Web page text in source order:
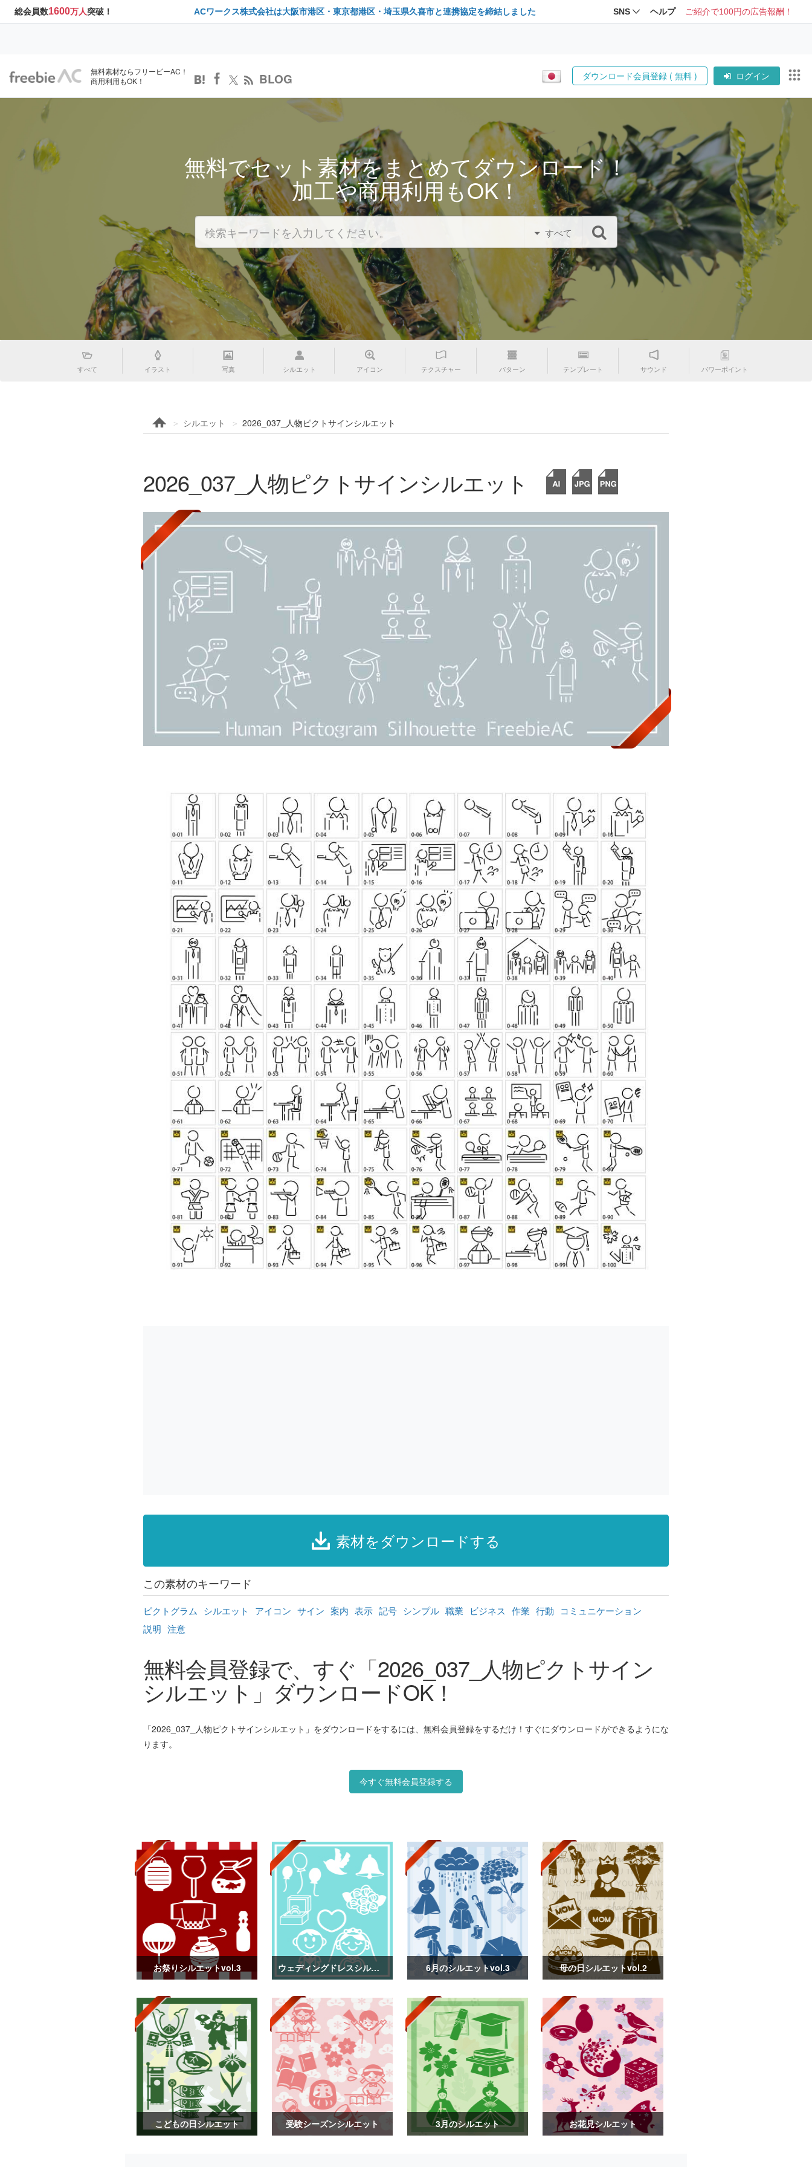
総会員数1600万人突破！ ACワークス株式会社は大阪市港区・東京都港区・埼玉県久喜市と連携協定を締結しました SNS ヘルプ ご紹介で100円の広告報酬！
無料素材ならフリービーAC！
商用利用もOK！
BLOG ダウンロード会員登録 ( 無料 ) ログイン
無料でセット素材をまとめてダウンロード！
加工や商用利用もOK！
すべて
すべて イラスト 写真 シルエット アイコン テクスチャー パターン テンプレート サウンド パワーポイント
シルエット 2026_037_人物ピクトサインシルエット
2026_037_人物ピクトサインシルエット
素材をダウンロードする
この素材のキーワード
ピクトグラム シルエット アイコン サイン 案内 表示 記号 シンプル 職業 ビジネス 作業 行動
コミュニケーション
説明 注意
無料会員登録で、すぐ「2026_037_人物ピクトサイン
シルエット」ダウンロードOK！
「2026_037_人物ピクトサインシルエット」をダウンロードをするには、無料会員登録をするだけ！すぐにダウンロードができるようにな
ります。
今すぐ無料会員登録する
お祭りシルエットvol.3 ウェディングドレスシルエット 6月のシルエットvol.3 母の日シルエットvol.2
こどもの日シルエット 受験シーズンシルエット 3月のシルエット お花見シルエット